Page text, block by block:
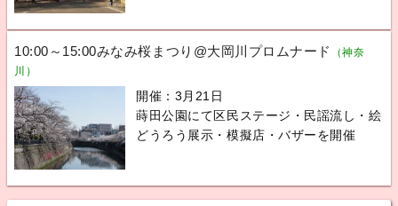
10:00～15:00みなみ桜まつり@大岡川プロムナード
（神奈
川）
開催：3月21日
蒔田公園にて区民ステージ・民謡流し・絵
どうろう展示・模擬店・バザーを開催